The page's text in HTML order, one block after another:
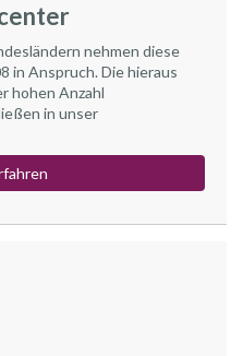
nehmen diese
in Anspruch. Die hieraus
hohen Anzahl
in unser